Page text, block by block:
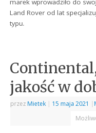
marek wprowadziło do
Land Rover od lat
typu.
jakość w
przez Mietek | 15 maja 2021 |